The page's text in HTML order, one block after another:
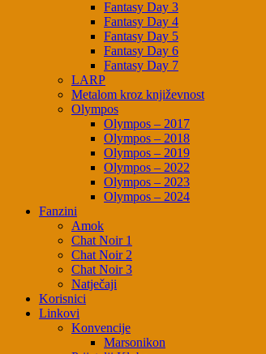
Fantasy Day 3
Fantasy Day 4
Fantasy Day 5
Fantasy Day 6
Fantasy Day 7
LARP
Metalom kroz književnost
Olympos
Olympos – 2017
Olympos – 2018
Olympos – 2019
Olympos – 2022
Olympos – 2023
Olympos – 2024
Fanzini
Amok
Chat Noir 1
Chat Noir 2
Chat Noir 3
Natječaji
Korisnici
Linkovi
Konvencije
Marsonikon